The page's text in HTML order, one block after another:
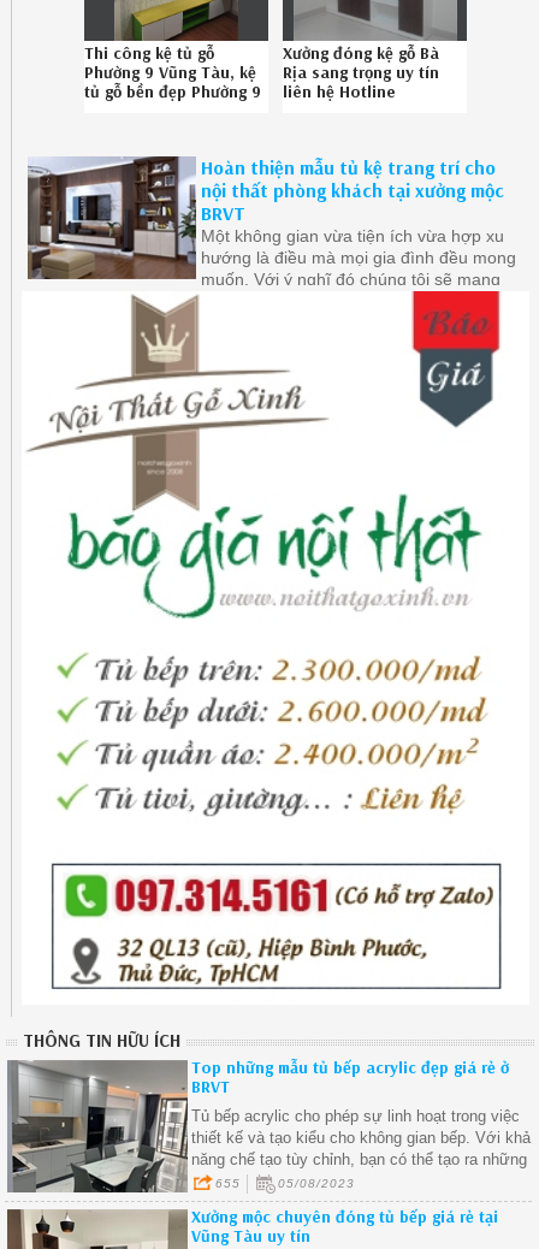
Thi công kệ tủ gỗ
Phường 9 Vũng Tàu, kệ
tủ gỗ bền đẹp Phường 9
Xưởng đóng kệ gỗ Bà
Rịa sang trọng uy tín
liên hệ Hotline
Hoàn thiện mẫu tủ kệ trang trí cho
nội thất phòng khách tại xưởng mộc
BRVT
Một không gian vừa tiện ích vừa hợp xu
hướng là điều mà mọi gia đình đều mong
muốn. Với ý nghĩ đó chúng tôi sẽ mang
THÔNG TIN HỮU ÍCH
Top những mẫu tủ bếp acrylic đẹp giá rẻ ở
BRVT
Tủ bếp acrylic cho phép sự linh hoạt trong việc
thiết kế và tạo kiểu cho không gian bếp. Với khả
năng chế tạo tùy chỉnh, bạn có thể tạo ra những
chi tiết riêng biệt và độc đáo trong tủ bếp của
mình
655 05/08/2023
Xưởng mộc chuyên đóng tủ bếp giá rẻ tại
Vũng Tàu uy tín